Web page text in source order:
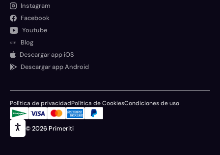
Instagram
Facebook
Youtube
Blog
Descargar app iOS
Descargar app Android
© 2026 Primeriti
Política de privacidadPolítica de CookiesCondiciones de uso